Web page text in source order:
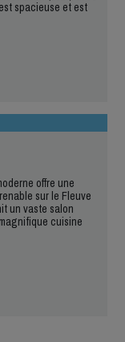
spacieuse et est
offre une
sur le Fleuve
un vaste salon
cuisine